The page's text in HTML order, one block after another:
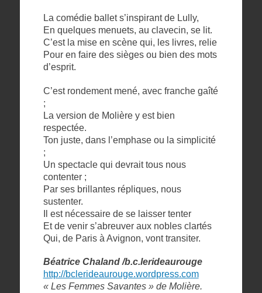
La comédie ballet s’inspirant de Lully,
En quelques menuets, au clavecin, se lit.
C’est la mise en scène qui, les livres, relie
Pour en faire des sièges ou bien des mots
d’esprit.
C’est rondement mené, avec franche gaîté
;
La version de Molière y est bien
respectée.
Ton juste, dans l’emphase ou la simplicité
;
Un spectacle qui devrait tous nous
contenter ;
Par ses brillantes répliques, nous
sustenter.
Il est nécessaire de se laisser tenter
Et de venir s’abreuver aux nobles clartés
Qui, de Paris à Avignon, vont transiter.
Béatrice Chaland /b.c.lerideaurouge
http://bclerideaurouge.wordpress.com
« Les Femmes Savantes » de Molière.